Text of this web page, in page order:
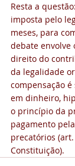
Resta a
imposta pelo
meses, para
debate
direito do
da legalidade
compensação
em dinheiro,
o princípio da
pagamento
precatórios (art.
Constituição).